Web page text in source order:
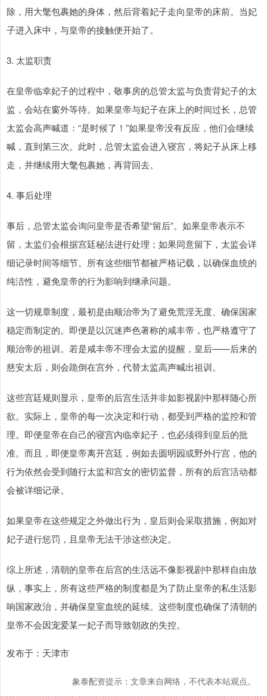
除，用大氅包裹她的身体，然后背着妃子走向皇帝的床前。当妃
子进入床中，与皇帝的接触便开始了。
3. 太监职责
在皇帝临幸妃子的过程中，敬事房的总管太监与负责背妃子的太
监，会站在窗外等待。如果皇帝与妃子在床上的时间过长，总管
太监会高声喊道：“是时候了！”如果皇帝没有反应，他们会继续
喊，直到第三次。此时，总管太监会进入寝宫，将妃子从床上移
走，并继续用大氅包裹她，再背回去。
4. 事后处理
事后，总管太监会询问皇帝是否希望“留后”。如果皇帝表示不
留，太监们会根据宫廷秘法进行处理；如果同意留下，太监会详
细记录时间等细节。所有这些细节都被严格记载，以确保血统的
纯洁性，避免皇帝的行为影响到继承问题。
这一切规章制度，最初是由顺治帝为了避免荒淫无度、确保国家
稳定而制定的。即便是以沉迷声色著称的咸丰帝，也严格遵守了
顺治帝的祖训。若是咸丰帝不理会太监的提醒，皇后——后来的
慈安太后，则会跪倒在宫外，代替太监高声喊出祖训。
这些宫廷规则显示，皇帝的后宫生活并非如影视剧中那样随心所
欲。实际上，皇帝的每一次决定和行动，都受到严格的监控和管
理。即便皇帝在自己的寝宫内临幸妃子，也必须得到皇后的批
准。而且，即便皇帝离开宫廷，例如去圆明园或野外行宫，他的
行为依然会受到随行太监和宫女的密切监督，所有的后宫活动都
会被详细记录。
如果皇帝在这些规定之外做出行为，皇后则会采取措施，例如对
妃子进行惩罚，且皇帝无法干涉这些决定。
综上所述，清朝的皇帝在后宫的生活远不像影视剧中那样自由放
纵，事实上，所有这些严格的制度都是为了防止皇帝的私生活影
响国家政治，并确保皇室血统的延续。这些制度也确保了清朝的
皇帝不会因宠爱某一妃子而导致朝政的失控。
发布于：天津市
象泰配资提示：文章来自网络，不代表本站观点。